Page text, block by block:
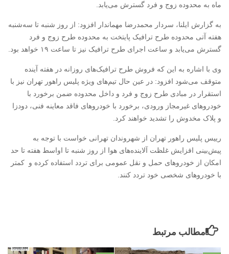
ماه به محدوده زوج و فرد گسترش می‌یابد.
به گزارش ایلنا، سردار محمدرضا مهماندار افزود: از روز شنبه تا سه‌شنبه
هفته آتی محدوده طرح ترافیک پایتخت به محدوده طرح زوج و فرد
گسترش می‌یابد و ساعت اجرای طرح ترافیک نیز تا ساعت ۱۹ خواهد بود.
وی با اشاره به این که فروش طرح ترافیک‌های روزانه در هفته آینده
متوقف می‌شود افزود: در عین حال تیم‌های ویژه پلیس راهور تهران نیز با
استقرار در مبادی طرح زوج و فرد و داخل محدوده ضمن برخورد با
خودروهای غیرمجاز ورودی، برخورد با خودروهای فاقد معاینه فنی، دودزا
و پلاک مخدوش را تشدید خواهند کرد.
رییس پلیس راهور تهران از شهروندان تهرانی خواست با توجه به
پیش‌بینی افزایش غلظت آلاینده‌های هوا از روز شنبه تا اواسط هفته تا حد
امکان از خودروهای حمل و نقل عمومی برای تردد استفاده کرده و کمتر
با خودروهای شخصی خود تردد کنند.
مطالب مرتبط